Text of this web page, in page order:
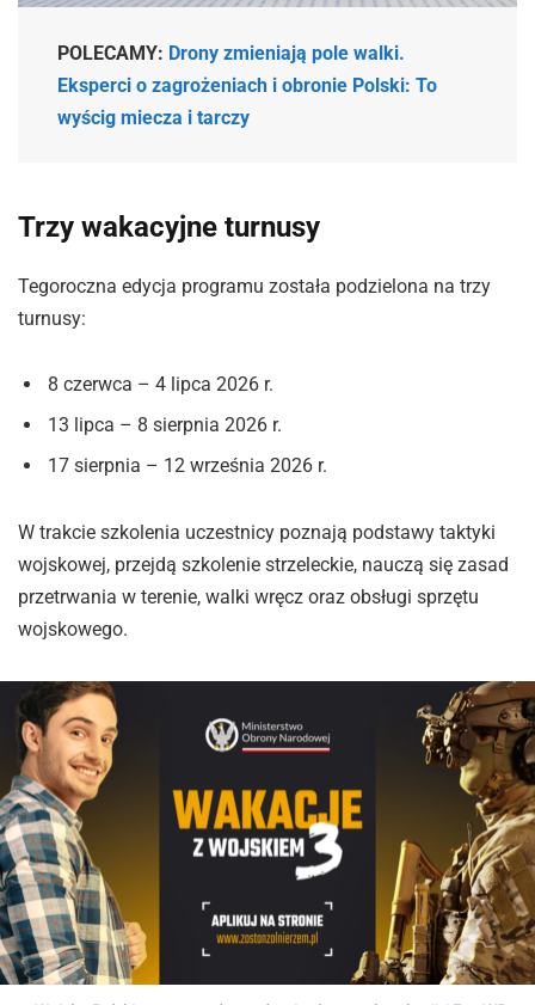
POLECAMY: Drony zmieniają pole walki.
Eksperci o zagrożeniach i obronie Polski: To
wyścig miecza i tarczy
Trzy wakacyjne turnusy
Tegoroczna edycja programu została podzielona na trzy
turnusy:
8 czerwca – 4 lipca 2026 r.
13 lipca – 8 sierpnia 2026 r.
17 sierpnia – 12 września 2026 r.
W trakcie szkolenia uczestnicy poznają podstawy taktyki
wojskowej, przejdą szkolenie strzeleckie, nauczą się zasad
przetrwania w terenie, walki wręcz oraz obsługi sprzętu
wojskowego.